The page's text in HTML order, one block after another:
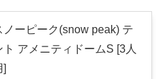
ノーピーク(snow peak) テ
ト アメニティドームS [3人
]